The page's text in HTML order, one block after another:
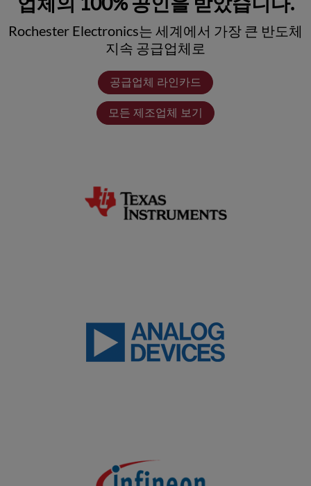
Rochester Electronics는 세계에서 가장 큰 반도체
지속 공급업체로
공급업체 라인카드
모든 제조업체 보기